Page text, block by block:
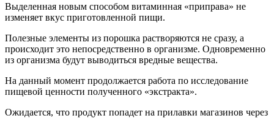
Выделенная новым способом витаминная «приправа» не
изменяет вкус приготовленной пищи.
Полезные элементы из порошка растворяются не сразу, а
происходит это непосредственно в организме. Одновременно
из организма будут выводиться вредные вещества.
На данный момент продолжается работа по исследование
пищевой ценности полученного «экстракта».
Ожидается, что продукт попадет на прилавки магазинов через